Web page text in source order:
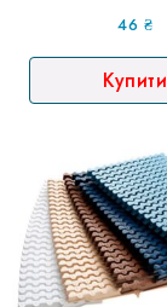
46 ₴
Купити